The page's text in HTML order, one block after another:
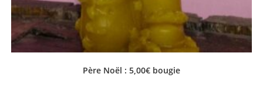
Père Noël : 5,00€ bougie